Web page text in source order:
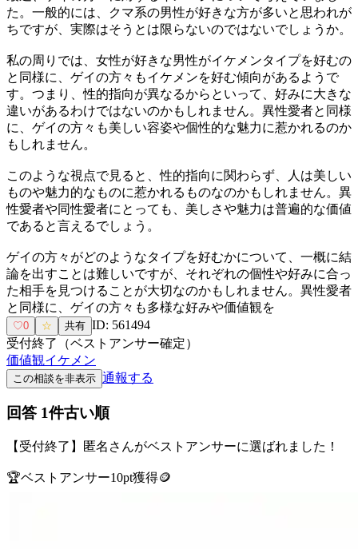
た。一般的には、クマ系の男性が好きな方が多いと思われが
ちですが、実際はそうとは限らないのではないでしょうか。
私の周りでは、女性が好きな男性がイケメンタイプを好むの
と同様に、ゲイの方々もイケメンを好む傾向があるようで
す。つまり、性的指向が異なるからといって、好みに大きな
違いがあるわけではないのかもしれません。異性愛者と同様
に、ゲイの方々も美しい容姿や個性的な魅力に惹かれるのか
もしれません。
このような視点で見ると、性的指向に関わらず、人は美しい
ものや魅力的なものに惹かれるものなのかもしれません。異
性愛者や同性愛者にとっても、美しさや魅力は普遍的な価値
であると言えるでしょう。
ゲイの方々がどのようなタイプを好むかについて、一概に結
論を出すことは難しいですが、それぞれの個性や好みに合っ
た相手を見つけることが大切なのかもしれません。異性愛者
と同様に、ゲイの方々も多様な好みや価値観を
♡0 ☆ 共有 ID: 561494
受付終了（ベストアンサー確定）
価値観イケメン
この相談を非表示 通報する
回答 1件古い順
【受付終了】 匿名 さんがベストアンサーに選ばれました！
🏆ベストアンサー10pt獲得🪙